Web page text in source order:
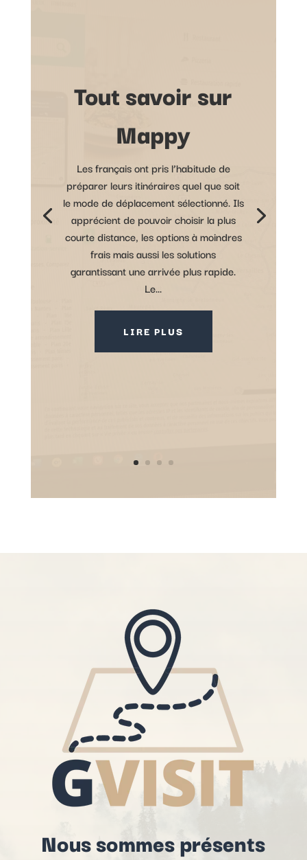
Tout savoir sur
Mappy
Les français ont pris l’habitude de
préparer leurs itinéraires quel que soit
le mode de déplacement sélectionné. Ils
apprécient de pouvoir choisir la plus
courte distance, les options à moindres
frais mais aussi les solutions
garantissant une arrivée plus rapide.
Le...
LIRE PLUS
Nous sommes présents